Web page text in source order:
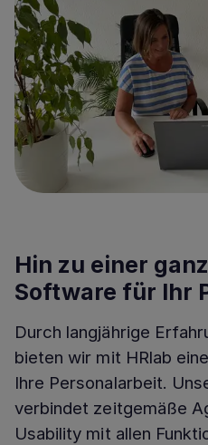
Hin zu einer
Software für Ihr
Durch langjährige
bieten wir mit HRlab
Ihre Personalarbeit.
verbindet zeitgemäße
Usability mit allen